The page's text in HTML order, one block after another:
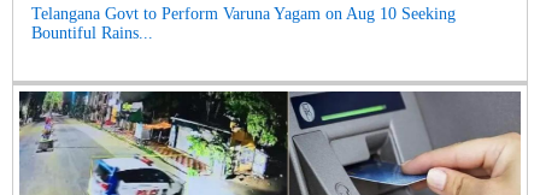
Telangana Govt to Perform Varuna Yagam on Aug 10 Seeking
Bountiful Rains...